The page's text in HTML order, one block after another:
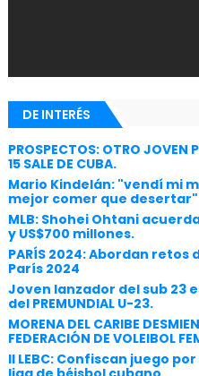
DE INTERÉS
PROSPECTOS: OTRO JOVEN
15 SALE DE CUBA.
Mario Kindelán: "vendí mi
mejor comer que desertar"
MLB: Shohei Ohtani
y US$700 millones.
PARÍS 2024: Abordan
París 2024
Joven lanzador del sub 23
del PREMUNDIAL U-23.
MORENA DEL CARIBE
FEDERACIÓN DE VOLEIBOL
II LEBC: Confiscan juego